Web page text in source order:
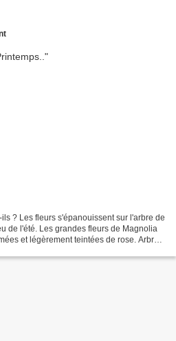
? Les fleurs s'épanouissent sur l'arbre de
de l'été. Les grandes fleurs de Magnolia
et légèrement teintées de rose. Arbre